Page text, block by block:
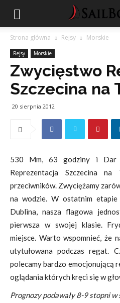
Strona główna Rejsy Morskie
Rejsy Morskie
Zwycięstwo
Szczecina na
20 sierpnia 2012
530 Mm, 63 godziny i Dar
Reprezentacja Szczecina na
przeciwników. Zwyciężamy
na wodzie. W ostatnim
Dublina, nasza flagowa
pierwsza w swojej klasie.
miejsce. Warto wspomnieć, że
utytułowana podczas regat.
polecamy bardzo emocjonującą
oglądania których kręci się w
Prognozy podawały 8-9 stopni